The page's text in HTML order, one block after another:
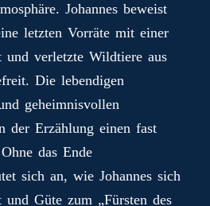
Johannes beweist
letzten Vorräte mit einer
und verletzte Wildtiere aus
Die lebendigen
geheimnisvollen
der Erzählung einen fast
das Ende
sich an, wie Johannes sich
Güte zum „Fürsten des